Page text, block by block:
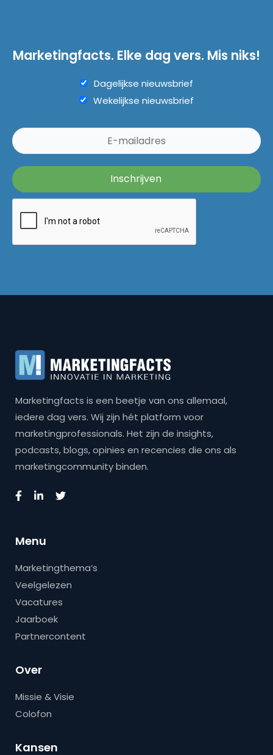
Marketingfacts. Elke dag vers. Mis niks!
Dagelijkse nieuwsbrief
Wekelijkse nieuwsbrief
Marketingfacts is een beetje van ons allemaal,
iedere dag vers. Wij zijn hét platform voor
marketingprofessionals. Het zijn de insights,
podcasts, blogs, opinies en recencies die ons als
marketingcommunity binden.
Menu
Marketingthema’s
Veelgelezen
Vacatures
Jaarboek
Partnercontent
Over
Missie & Visie
Colofon
Kansen